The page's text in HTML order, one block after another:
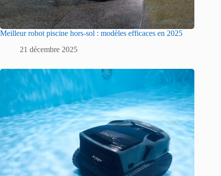
Meilleur robot piscine hors-sol : modèles efficaces en 2025
21 décembre 2025